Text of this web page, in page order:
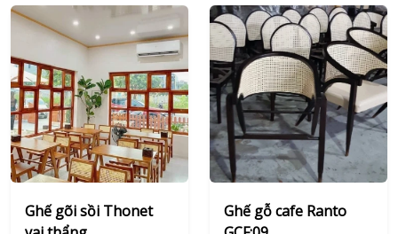
Ghế gõi sồi Thonet
Ghế gỗ cafe Ranto